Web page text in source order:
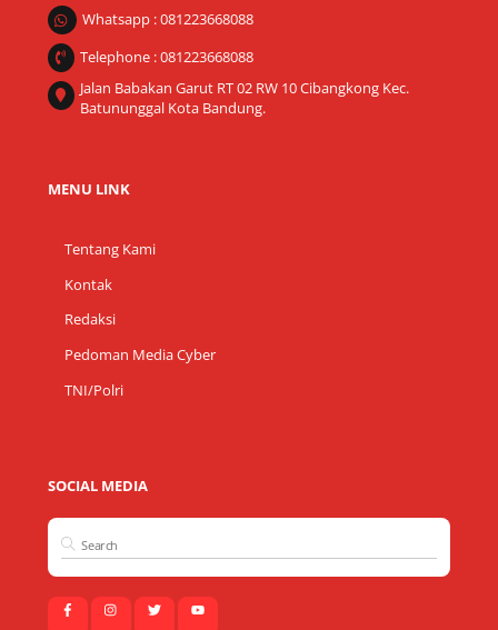
Whatsapp : 081223668088
Telephone : 081223668088
Jalan Babakan Garut RT 02 RW 10 Cibangkong Kec.
Batununggal Kota Bandung.
MENU LINK
Tentang Kami
Kontak
Redaksi
Pedoman Media Cyber
TNI/Polri
SOCIAL MEDIA